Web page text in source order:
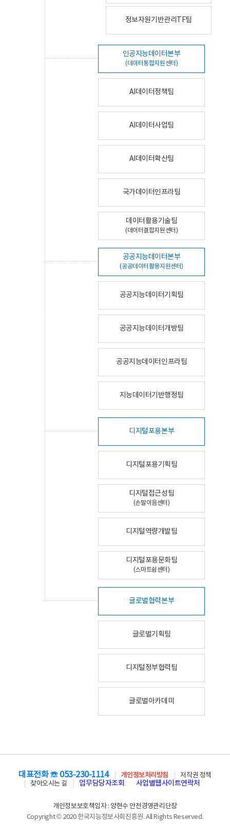
정보자원기반관리TF팀
인공지능데이터본부
(데이터통합지원센터)
AI데이터정책팀
AI데이터사업팀
AI데이터확산팀
국가데이터인프라팀
데이터활용기술팀
(데이터결합지원센터)
공공지능데이터본부
(공공데이터활용지원센터)
공공지능데이터기획팀
공공지능데이터개방팀
공공지능데이터인프라팀
지능데이터기반행정팀
디지털포용본부
디지털포용기획팀
디지털접근성팀
(손말이음센터)
디지털역량개발팀
디지털포용문화팀
(스마트쉼센터)
글로벌협력본부
글로벌기획팀
디지털정부협력팀
글로벌아카데미
대표전화 ☏ 053-230-1114 개인정보처리방침
저작권 정책
찾아오시는 길
업무담당자조회 사업별웹사이트연락처
개인정보보호책임자 : 양현수 안전경영관리단장
Copyright © 2020 한국지능정보사회진흥원. All Rights Reserved.